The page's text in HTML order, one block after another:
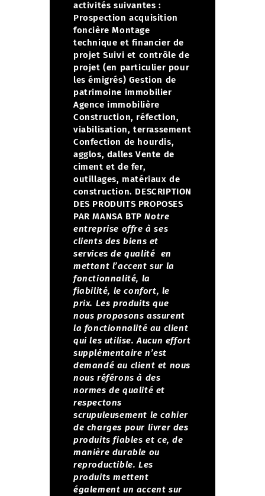
activités suivantes :
Prospection acquisition
foncière Montage
technique et financier de
projet Suivi et contrôle de
projet (en particulier pour
les émigrés) Gestion de
patrimoine immobilier
Agence immobilière
Construction, réfection,
viabilisation, terrassement
Confection de hourdis,
agglos, dalles Vente de
ciment et de fer,
outillages, matériaux de
construction. DESCRIPTION
DES PRODUITS PROPOSES
PAR MANSA BTP Notre
entreprise offre à ses
clients des biens et
services de qualité en
mettant l’accent sur la
fonctionnalité, la
fiabilité, le confort, le
prix. Les produits que
nous proposons assurent
la fonctionnalité au client
qui les utilise. Aucun effort
supplémentaire n’est
demandé au client et nous
nous référons à des
normes de qualité et
respectons
scrupuleusement le cahier
de charges pour livrer des
produits fiables et ce, de
manière durable ou
reproductible. Les
produits mettent
également un accent sur